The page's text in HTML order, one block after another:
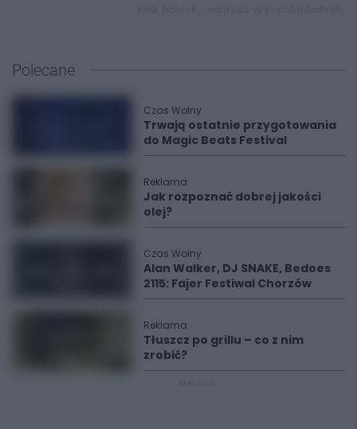
Polecane
Czas Wolny
Trwają ostatnie przygotowania
do Magic Beats Festival
Reklama
Jak rozpoznać dobrej jakości
olej?
Czas Wolny
Alan Walker, DJ SNAKE, Bedoes
2115: Fajer Festiwal Chorzów
Reklama
Tłuszcz po grillu – co z nim
zrobić?